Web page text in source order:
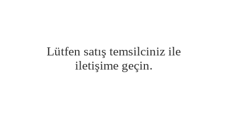
Lütfen satış temsilciniz ile
iletişime geçin.